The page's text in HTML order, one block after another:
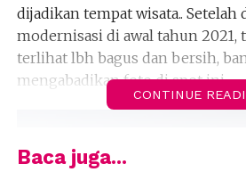
dijadikan tempat wisata.. Setelah
modernisasi di awal tahun
terlihat lbh bagus dan bersih,
mengabadikan foto di spot ini.
CONTINUE
Baca juga...